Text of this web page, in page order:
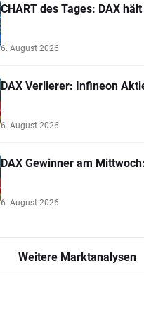
CHART des Tages: DAX
6. August 2026
DAX Verlierer: Infineon
6. August 2026
DAX Gewinner am
6. August 2026
Weitere Marktanalysen